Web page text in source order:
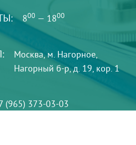
800 — 1800
Москва, м. Нагорное,
Нагорный б-р, д. 19, кор. 1
(965) 373-03-03